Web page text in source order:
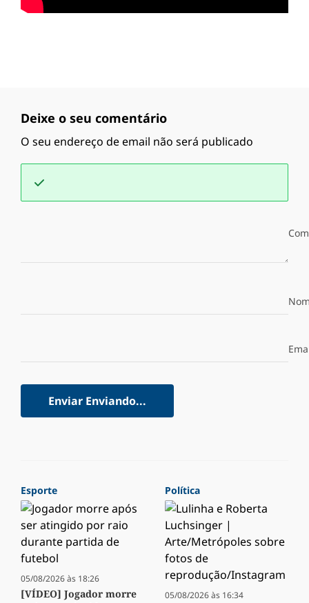
Deixe o seu comentário
O seu endereço de email não será publicado
Enviar Enviando...
Esporte
05/08/2026 às 18:26
[VÍDEO] Jogador morre
Política
05/08/2026 às 16:34